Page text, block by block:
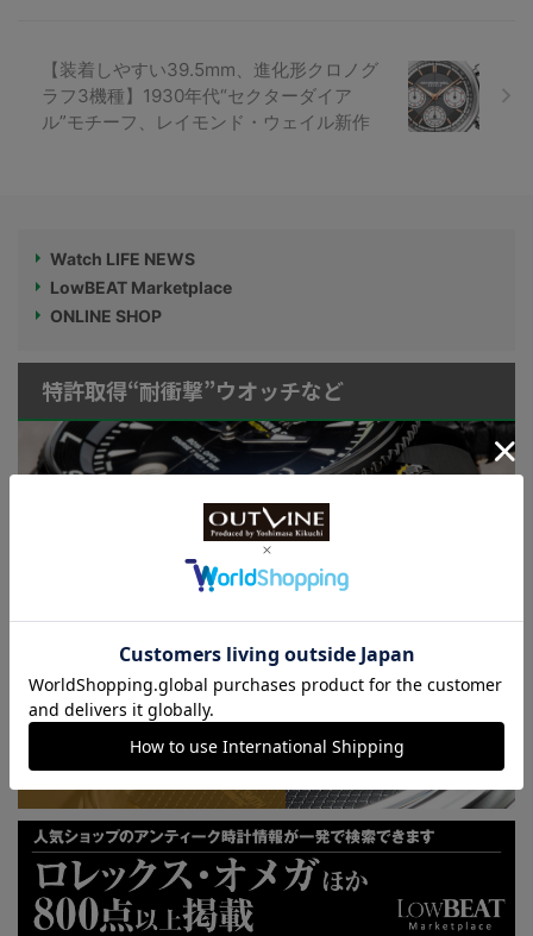
【装着しやすい39.5mm、進化形クロノグ
ラフ3機種】1930年代“セクターダイア
ル”モチーフ、レイモンド・ウェイル新作
Watch LIFE NEWS
LowBEAT Marketplace
ONLINE SHOP
特許取得“耐衝撃”ウオッチなど
KUOE：総まとめ